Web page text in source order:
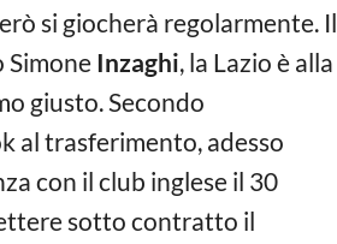
si giocherà regolarmente. Il
Simone Inzaghi, la Lazio è alla
giusto. Secondo
al trasferimento, adesso
con il club inglese il 30
sotto contratto il